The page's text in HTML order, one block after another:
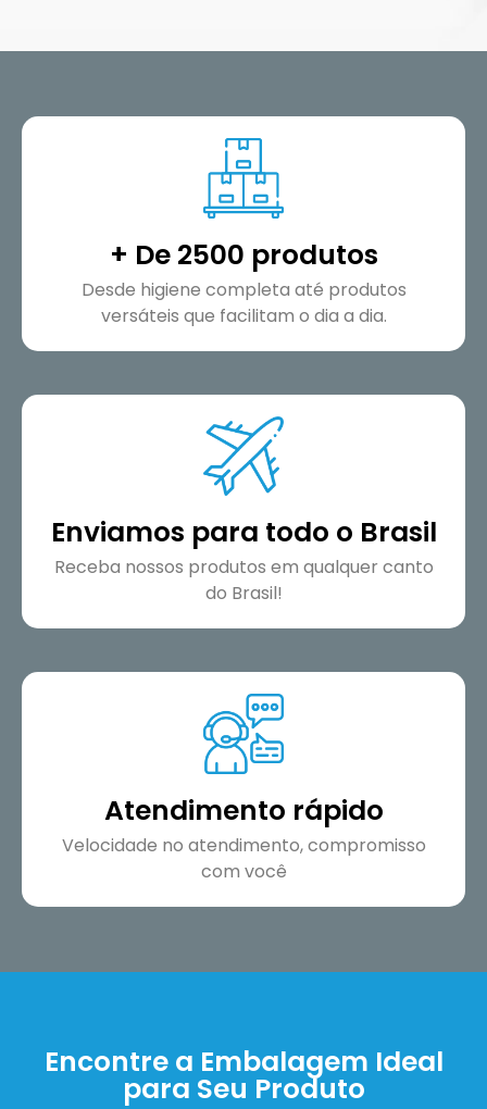
+ De 2500 produtos
Desde higiene completa até produtos
versáteis que facilitam o dia a dia.
Enviamos para todo o Brasil
Receba nossos produtos em qualquer canto
do Brasil!
Atendimento rápido
Velocidade no atendimento, compromisso
com você
Encontre a Embalagem Ideal
para Seu Produto